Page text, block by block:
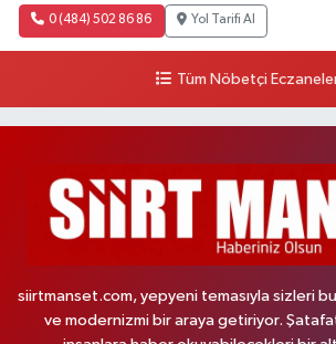
0 (484) 502 86 86 Yol Tarifi Al
Tüm Nöbetçi
siirtmanset.com, yepyeni temasıyla sizleri
ve modernizmi bir araya getiriyor.